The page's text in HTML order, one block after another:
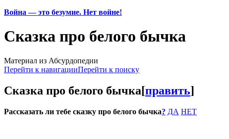
Война — это безумие. Нет войне!
Сказка про белого бычка
Материал из Абсурдопедии
Перейти к навигацииПерейти к поиску
Сказка про белого бычка[править]
Рассказать ли тебе сказку про белого бычка? ДА НЕТ